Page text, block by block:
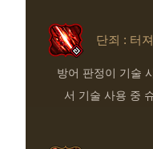
단죄 : 터
방어 판정이 기술
서 기술 사용 중